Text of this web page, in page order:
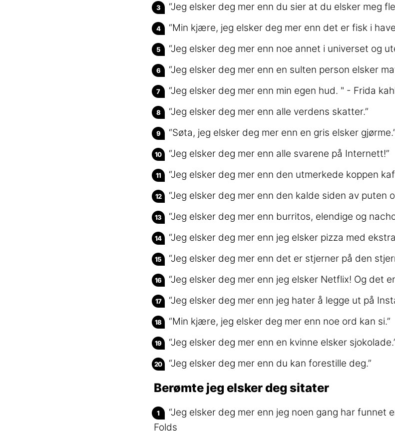
“Jeg elsker deg mer enn du sier at du elsker meg
“Min kjære, jeg elsker deg mer enn det er fisk i
“Jeg elsker deg mer enn noe annet i universet og
“Jeg elsker deg mer enn en sulten person elsker
“Jeg elsker deg mer enn min egen hud. " - Frida
“Jeg elsker deg mer enn alle verdens skatter.”
“Søta, jeg elsker deg mer enn en gris elsker
“Jeg elsker deg mer enn alle svarene på Internett!”
“Jeg elsker deg mer enn den utmerkede koppen
“Jeg elsker deg mer enn den kalde siden av puten
“Jeg elsker deg mer enn burritos, elendige og
“Jeg elsker deg mer enn jeg elsker pizza med
“Jeg elsker deg mer enn det er stjerner på den
“Jeg elsker deg mer enn jeg elsker Netflix! Og det
“Jeg elsker deg mer enn jeg hater å legge ut på
“Min kjære, jeg elsker deg mer enn noe ord kan si.”
“Jeg elsker deg mer enn en kvinne elsker
“Jeg elsker deg mer enn du kan forestille deg.”
Berømte jeg elsker deg sitater
“Jeg elsker deg mer enn jeg noen gang har funnet
Folds